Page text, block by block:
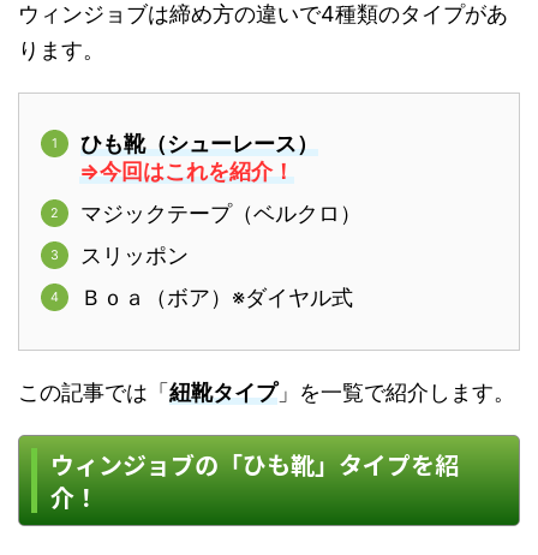
ウィンジョブは締め方の違いで4種類のタイプがあ
ります。
ひも靴（シューレース）
⇒今回はこれを紹介！
マジックテープ（ベルクロ）
スリッポン
Ｂｏａ（ボア）※ダイヤル式
この記事では「 紐靴タイプ」を一覧で紹介します。
ウィンジョブの「ひも靴」タイプを紹
介！